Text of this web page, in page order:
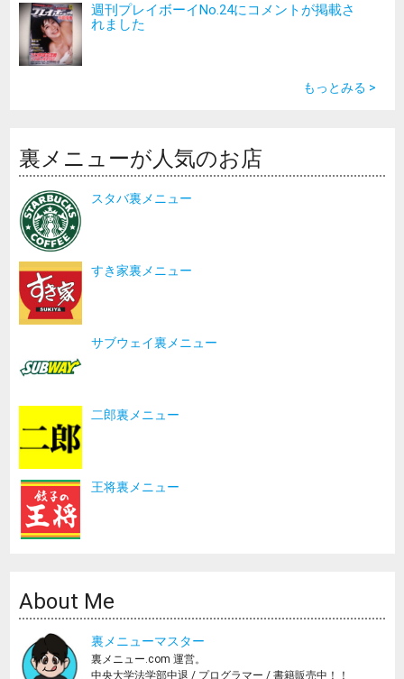
週刊プレイボーイNo.24にコメントが掲載さ
れました
もっとみる >
裏メニューが人気のお店
スタバ裏メニュー
すき家裏メニュー
サブウェイ裏メニュー
二郎裏メニュー
王将裏メニュー
About Me
裏メニューマスター
裏メニュー.com 運営。
中央大学法学部中退 / プログラマー / 書籍販売中！！